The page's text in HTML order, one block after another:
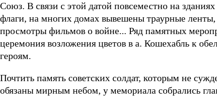
Союз. В связи с этой датой повсеместно на
флаги, на многих домах вывешены траурные
просмотры фильмов о войне... Ряд памятных
церемония возложения цветов в а. Кошехабль к
героям.
Почтить память советских солдат, которым не
обязаны мирным небом, у мемориала собрались